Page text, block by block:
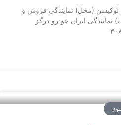
لوکیشن (محل) نمایندگی فروش و
ایران خودرو درگز